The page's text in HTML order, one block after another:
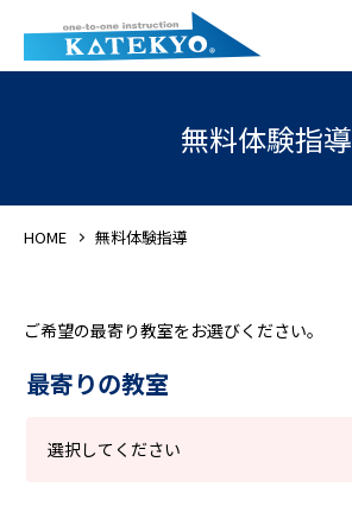
無料体験指導
HOME 無料体験指導
ご希望の最寄り教室をお選びください。
最寄りの教室